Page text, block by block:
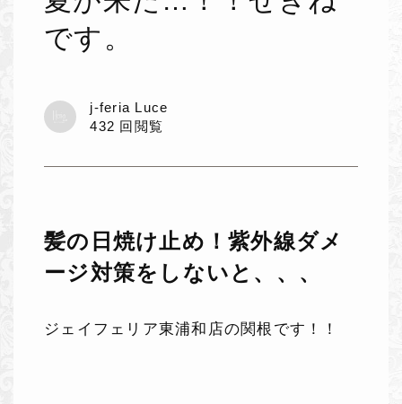
です。
j-feria Luce
432 回閲覧
髪の日焼け止め！紫外線ダメ
ージ対策をしないと、、、
ジェイフェリア東浦和店の関根です！！